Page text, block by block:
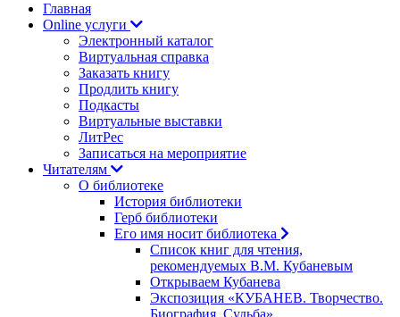
Главная
Online услуги
Электронный каталог
Виртуальная справка
Заказать книгу
Продлить книгу
Подкасты
Виртуальные выставки
ЛитРес
Записаться на мероприятие
Читателям
О библиотеке
История библиотеки
Герб библиотеки
Его имя носит библиотека
Список книг для чтения,
рекомендуемых В.М. Кубаневым
Открываем Кубанева
Экспозиция «КУБАНЕВ. Творчество.
Биография. Судьба»